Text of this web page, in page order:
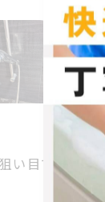
目です。